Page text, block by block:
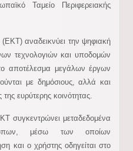
Ταμείο Περιφερειακής
αναδεικνύει την ψηφιακή
τεχνολογιών και υποδομών
το αποτέλεσμα μεγάλων έργων
με δημόσιους, αλλά και
ευρύτερης κοινότητας.
συγκεντρώνει μεταδεδομένα
μέσω των οποίων
και ο χρήστης οδηγείται στο